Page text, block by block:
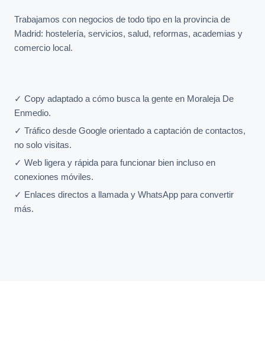
Trabajamos con negocios de todo tipo en la provincia de
Madrid: hostelería, servicios, salud, reformas, academias y
comercio local.
✓ Copy adaptado a cómo busca la gente en Moraleja De
Enmedio.
✓ Tráfico desde Google orientado a captación de contactos,
no solo visitas.
✓ Web ligera y rápida para funcionar bien incluso en
conexiones móviles.
✓ Enlaces directos a llamada y WhatsApp para convertir
más.